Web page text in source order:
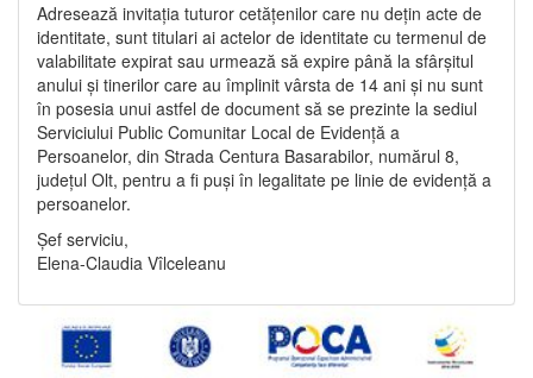
Adresează invitația tuturor cetățenilor care nu dețin acte de
identitate, sunt titulari ai actelor de identitate cu termenul de
valabilitate expirat sau urmează să expire până la sfârșitul
anului și tinerilor care au împlinit vârsta de 14 ani și nu sunt
în posesia unui astfel de document să se prezinte la sediul
Serviciului Public Comunitar Local de Evidență a
Persoanelor, din Strada Centura Basarabilor, numărul 8,
județul Olt, pentru a fi puși în legalitate pe linie de evidență a
persoanelor.
Șef serviciu,
Elena-Claudia Vîlceleanu